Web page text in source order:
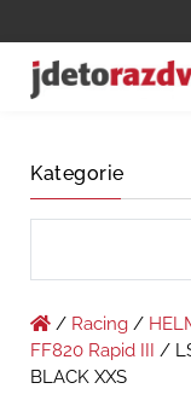
Kategorie
/ Racing /
FF820 Rapid III
/
BLACK XXS